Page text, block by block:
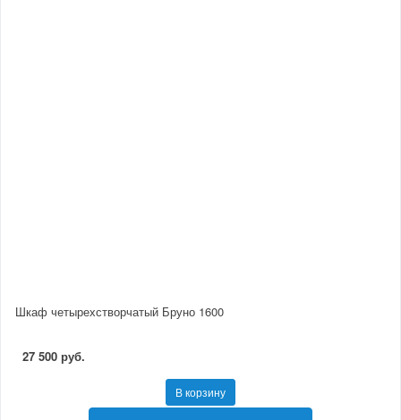
Шкаф четырехстворчатый Бруно 1600
27 500 руб.
В корзину